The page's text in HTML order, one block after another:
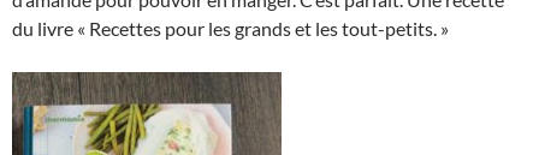
du livre « Recettes pour les grands et les tout-petits. »